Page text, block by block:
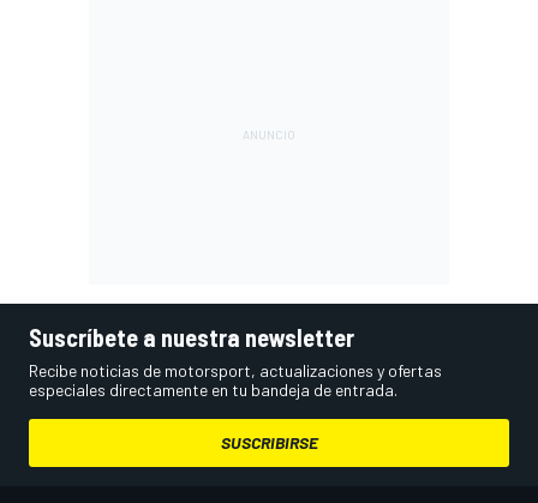
Suscríbete a nuestra newsletter
Recibe noticias de motorsport, actualizaciones y ofertas
especiales directamente en tu bandeja de entrada.
SUSCRIBIRSE